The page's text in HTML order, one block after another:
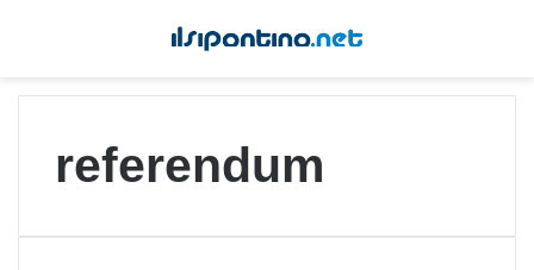
referendum